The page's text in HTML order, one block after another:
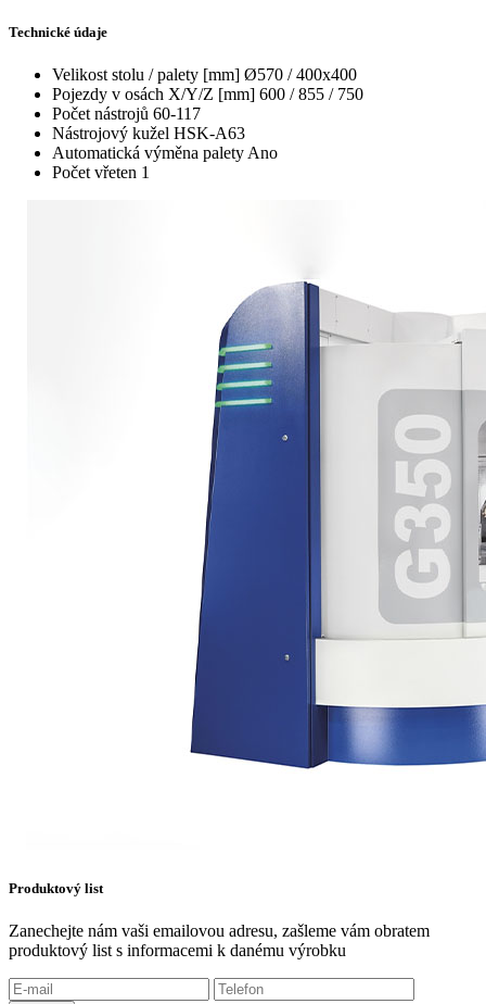
Technické údaje
Velikost stolu / palety [mm] Ø570 / 400x400
Pojezdy v osách X/Y/Z [mm] 600 / 855 / 750
Počet nástrojů 60-117
Nástrojový kužel HSK-A63
Automatická výměna palety Ano
Počet vřeten 1
Produktový list
Zanechejte nám vaši emailovou adresu, zašleme vám obratem
produktový list s informacemi k danému výrobku